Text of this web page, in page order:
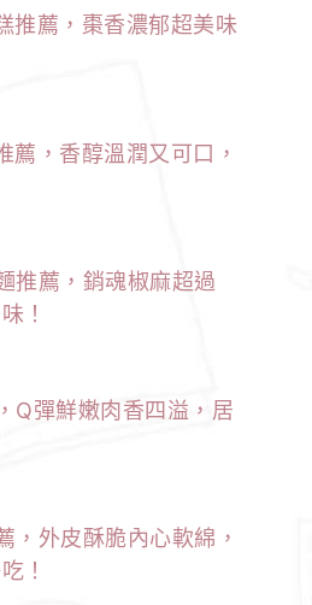
推薦，棗香濃郁超美味
薦，香醇溫潤又可口，
推薦，銷魂椒麻超過
！
Q彈鮮嫩肉香四溢，居
，外皮酥脆內心軟綿，
！